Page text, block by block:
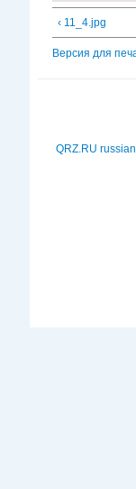
‹ 11_4.jpg
Версия для
QRZ.RU